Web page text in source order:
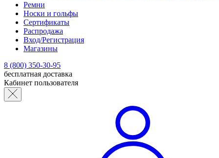
Ремни
Носки и гольфы
Сертификаты
Распродажа
Вход/Регистрация
Магазины
8 (800) 350-30-95
бесплатная доставка
Кабинет пользователя